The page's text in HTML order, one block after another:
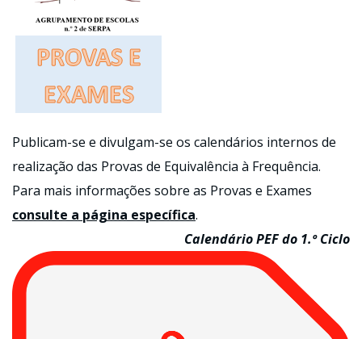
Publicam-se e divulgam-se os calendários internos de
realização das Provas de Equivalência à Frequência.
Para mais informações sobre as Provas e Exames
consulte a página específica.
Calendário PEF do 1.º Ciclo